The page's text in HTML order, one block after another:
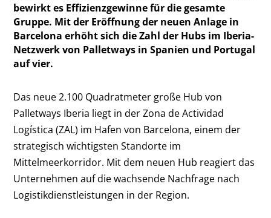
bewirkt es Effizienzgewinne für die gesamte
Gruppe. Mit der Eröffnung der neuen Anlage in
Barcelona erhöht sich die Zahl der Hubs im Iberia-
Netzwerk von Palletways in Spanien und Portugal
auf vier.
Das neue 2.100 Quadratmeter große Hub von
Palletways Iberia liegt in der Zona de Actividad
Logística (ZAL) im Hafen von Barcelona, einem der
strategisch wichtigsten Standorte im
Mittelmeerkorridor. Mit dem neuen Hub reagiert das
Unternehmen auf die wachsende Nachfrage nach
Logistikdienstleistungen in der Region.